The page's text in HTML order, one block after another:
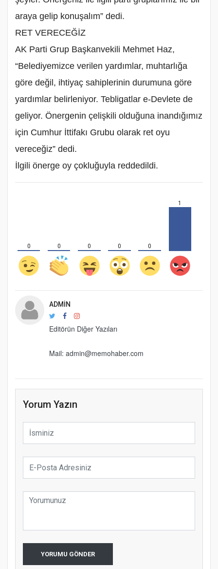
araya gelip konuşalım” dedi.
‎RET VERECEĞİZ
‎AK Parti Grup Başkanvekili Mehmet Haz,
“Belediyemizce verilen yardımlar, muhtarlığa
göre değil, ihtiyaç sahiplerinin durumuna göre
yardımlar belirleniyor. Tebligatlar e-Devlete de
geliyor. Önergenin çelişkili olduğuna inandığımız
için Cumhur İttifakı Grubu olarak ret oyu
vereceğiz” dedi.
‎İlgili önerge oy çokluğuyla reddedildi. ‎
0 0 0 0 0
1
ADMIN
Editörün Diğer Yazıları
Mail: admin@memohaber.com
Yorum Yazın
YORUMU GÖNDER